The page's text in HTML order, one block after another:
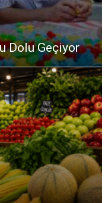
Dolu Geçiyor